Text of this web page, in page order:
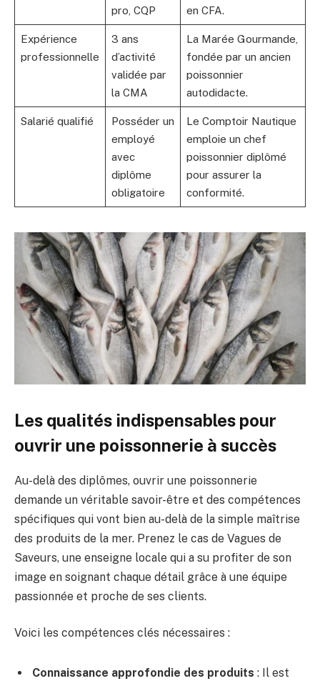
pro, CQP
en CFA.
Expérience
professionnelle
3 ans
d’activité
validée par
la CMA
La Marée Gourmande,
fondée par un ancien
poissonnier
autodidacte.
Salarié qualifié
Posséder un
employé
avec
diplôme
obligatoire
Le Comptoir Nautique
emploie un chef
poissonnier diplômé
pour assurer la
conformité.
Les qualités indispensables pour
ouvrir une poissonnerie à succès
Au-delà des diplômes, ouvrir une poissonnerie
demande un véritable savoir-être et des compétences
spécifiques qui vont bien au-delà de la simple maîtrise
des produits de la mer. Prenez le cas de Vagues de
Saveurs, une enseigne locale qui a su profiter de son
image en soignant chaque détail grâce à une équipe
passionnée et proche de ses clients.
Voici les compétences clés nécessaires :
Connaissance approfondie des produits : Il est